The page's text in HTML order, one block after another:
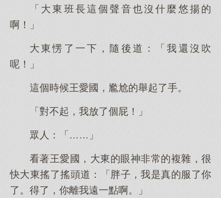
「大東班長這個聲音也沒什麼悠揚的
啊！」
大東愣了一下，隨後道：「我還沒吹
呢！」
這個時候王愛國，尷尬的舉起了手。
「對不起，我放了個屁！」
眾人：「……」
看著王愛國，大東的眼神非常的複雜，很
快大東搖了搖頭道：「胖子，我是真的服了你
了。得了，你離我遠一點啊。」